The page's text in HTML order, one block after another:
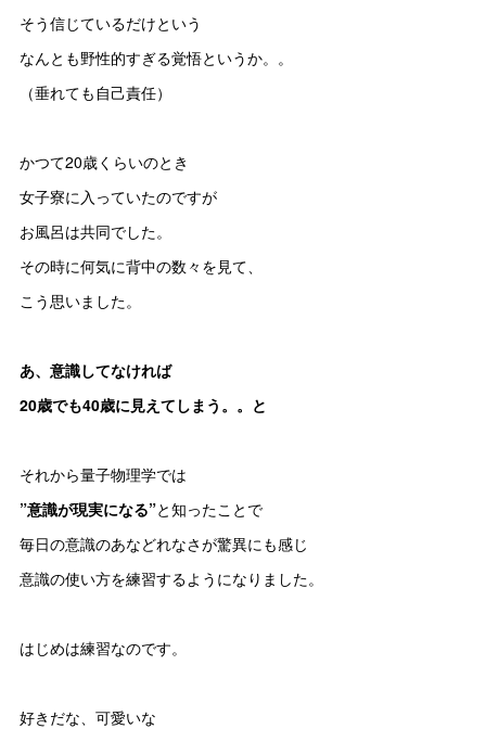
そう信じているだけという
なんとも野性的すぎる覚悟というか。。
（垂れても自己責任）
かつて20歳くらいのとき
女子寮に入っていたのですが
お風呂は共同でした。
その時に何気に背中の数々を見て、
こう思いました。
あ、意識してなければ
20歳でも40歳に見えてしまう。。と
それから量子物理学では
”意識が現実になる”と知ったことで
毎日の意識のあなどれなさが驚異にも感じ
意識の使い方を練習するようになりました。
はじめは練習なのです。
好きだな、可愛いな